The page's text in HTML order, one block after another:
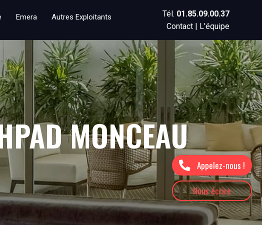
Appelez-nous !
Nous écrire
Emera Autres Exploitants Tél. 01.85.09.00.37
Contact | L'équipe
MONCEAU